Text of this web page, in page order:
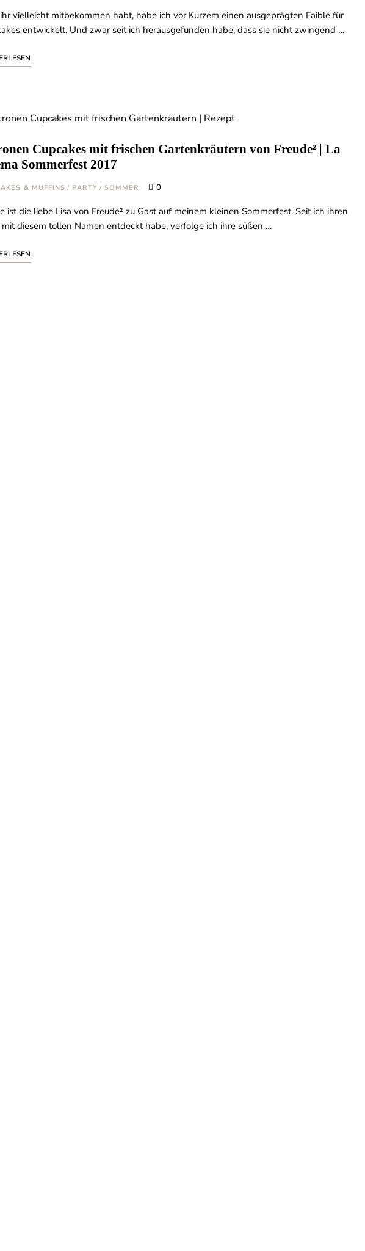
vielleicht mitbekommen habt, habe ich vor Kurzem einen ausgeprägten Faible für
entwickelt. Und zwar seit ich herausgefunden habe, dass sie nicht zwingend …
Cupcakes mit frischen Gartenkräutern von Freude² | La
Sommerfest 2017
& MUFFINS / PARTY / SOMMER 0
ist die liebe Lisa von Freude² zu Gast auf meinem kleinen Sommerfest. Seit ich ihren
diesem tollen Namen entdeckt habe, verfolge ich ihre süßen …